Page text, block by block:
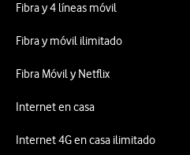
Fibra y 4 líneas móvil
Fibra y móvil ilimitado
Fibra Móvil y Netflix
Internet en casa
Internet 4G en casa ilimitado